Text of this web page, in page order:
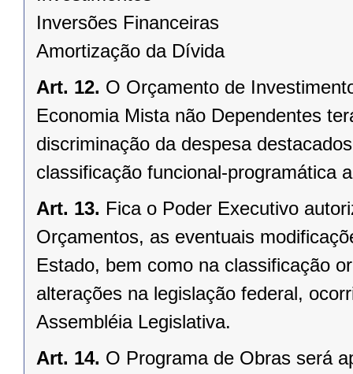
Inversões Financeiras
Amortização da Dívida
Art. 12. O Orçamento de
Economia Mista não Dependentes
discriminação da despesa
classificação funcional-programática
Art. 13. Fica o Poder Executivo
Orçamentos, as eventuais
Estado, bem como na classificação
alterações na legislação federal,
Assembléia Legislativa.
Art. 14. O Programa de Obras será